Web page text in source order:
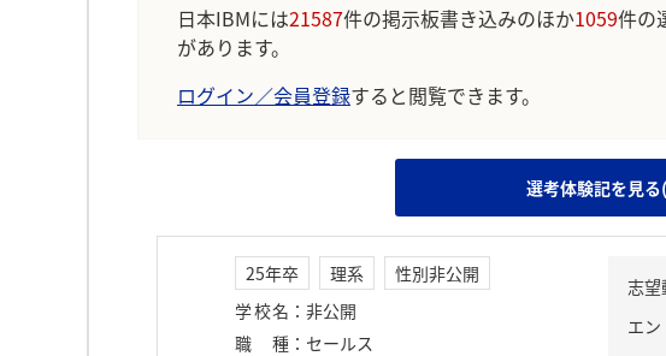
学生の声を就職活動の参考にしましょう。
※AIを使用し、過去3年間のユーザー投稿を要約しています。実際のユ
日本IBMには21587件の掲示板書き込みのほか1059件の
があります。
ログイン／会員登録すると閲覧できます。
選考体験記を見る
25年卒 理系
性別非公開
学校名 ： 非公開
職種 ： セールス
志望
エン